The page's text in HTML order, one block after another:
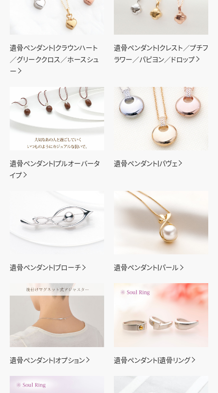
遺骨ペンダント|クラウンハート
／グリーククロス／ホースシュ
ー
遺骨ペンダント|クレスト／プチフ
ラワー／パピヨン／ドロップ
遺骨ペンダント|プルオーバータ
イプ
遺骨ペンダント|パヴェ
遺骨ペンダント|ブローチ 遺骨ペンダント|パール
遺骨ペンダント|オプション 遺骨ペンダント|遺骨リング